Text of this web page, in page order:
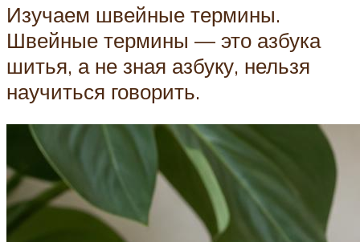
Изучаем швейные термины.
Швейные термины — это азбука
шитья, а не зная азбуку, нельзя
научиться говорить.